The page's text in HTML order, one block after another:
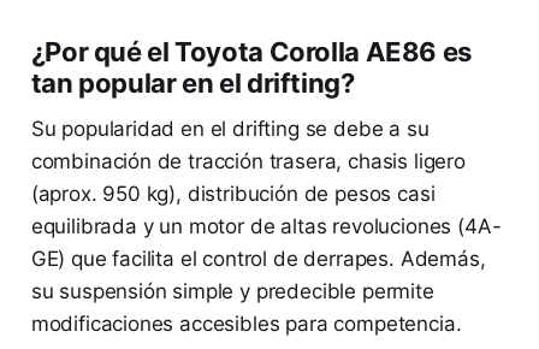
¿Por qué el Toyota Corolla AE86 es
tan popular en el drifting?
Su popularidad en el drifting se debe a su
combinación de tracción trasera, chasis ligero
(aprox. 950 kg), distribución de pesos casi
equilibrada y un motor de altas revoluciones (4A-
GE) que facilita el control de derrapes. Además,
su suspensión simple y predecible permite
modificaciones accesibles para competencia.